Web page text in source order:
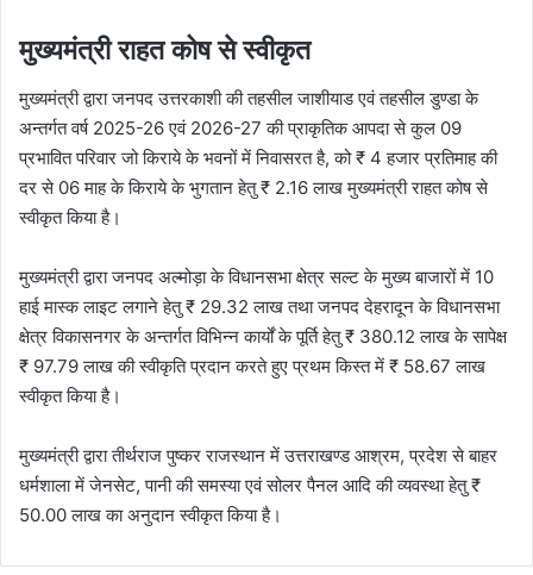
मुख्यमंत्री राहत कोष से स्वीकृत
मुख्यमंत्री द्वारा जनपद उत्तरकाशी की तहसील जाशीयाड एवं तहसील डुण्डा के
अन्तर्गत वर्ष 2025-26 एवं 2026-27 की प्राकृतिक आपदा से कुल 09
प्रभावित परिवार जो किराये के भवनों में निवासरत है, को ₹ 4 हजार प्रतिमाह की
दर से 06 माह के किराये के भुगतान हेतु ₹ 2.16 लाख मुख्यमंत्री राहत कोष से
स्वीकृत किया है।
मुख्यमंत्री द्वारा जनपद अल्मोड़ा के विधानसभा क्षेत्र सल्ट के मुख्य बाजारों में 10
हाई मास्क लाइट लगाने हेतु ₹ 29.32 लाख तथा जनपद देहरादून के विधानसभा
क्षेत्र विकासनगर के अन्तर्गत विभिन्न कार्यों के पूर्ति हेतु ₹ 380.12 लाख के सापेक्ष
₹ 97.79 लाख की स्वीकृति प्रदान करते हुए प्रथम किस्त में ₹ 58.67 लाख
स्वीकृत किया है।
मुख्यमंत्री द्वारा तीर्थराज पुष्कर राजस्थान में उत्तराखण्ड आश्रम, प्रदेश से बाहर
धर्मशाला में जेनसेट, पानी की समस्या एवं सोलर पैनल आदि की व्यवस्था हेतु ₹
50.00 लाख का अनुदान स्वीकृत किया है।